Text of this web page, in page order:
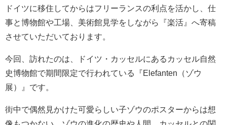
ドイツに移住してからはフリーランスの利点を活かし、仕
事と博物館や工場、美術館見学をしながら『楽活』へ寄稿
させていただいております。
今回、訪れたのは、ドイツ・カッセルにあるカッセル自然
史博物館で期間限定で行われている『Elefanten（ゾウ
展）』です。
街中で偶然見かけた可愛らしい子ゾウのポスターからは想